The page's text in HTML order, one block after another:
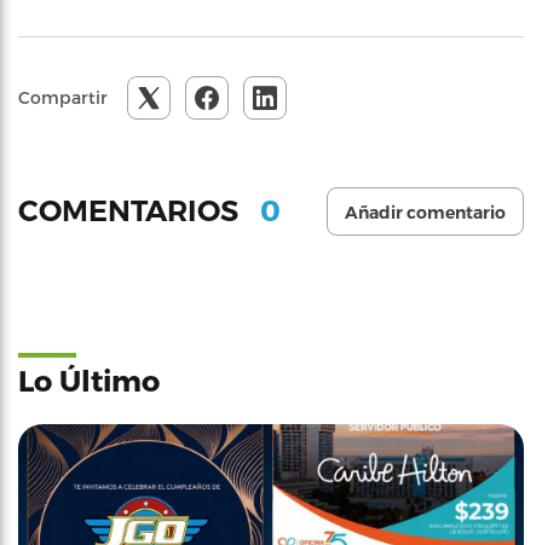
Compartir
COMENTARIOS 0 Añadir comentario
Lo Último